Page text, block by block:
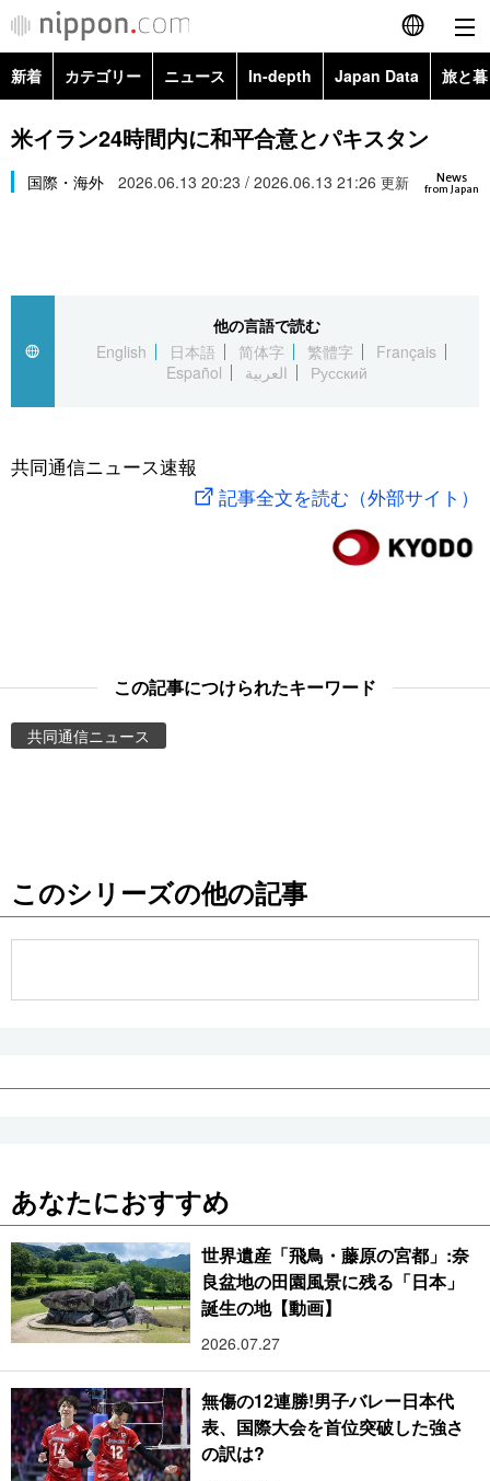
English
简体字
繁體字
العربية
社会
旅と暮らし
東京
新着 カテゴリー ニュース In-depth Japan Data 旅と
政治・外交
経済・ビジネス
社会
文化
科学・技術
暮らし
Topics
Images
お知らせ
米イラン24時間内に和平合意とパキスタン
News
from Japan
国際・海外 2026.06.13 20:23 / 2026.06.13 21:26 更新
他の言語で読む
English
日本語 简体字 繁體字
Français
Español
العربية Русский
共同通信ニュース速報
記事全文を読む（外部サイト）
この記事につけられたキーワード
共同通信ニュース
このシリーズの他の記事
あなたにおすすめ
世界遺産「飛鳥・藤原の宮都」:奈
良盆地の田園風景に残る「日本」
誕生の地【動画】
2026.07.27
無傷の12連勝!男子バレー日本代
表、国際大会を首位突破した強さ
の訳は?